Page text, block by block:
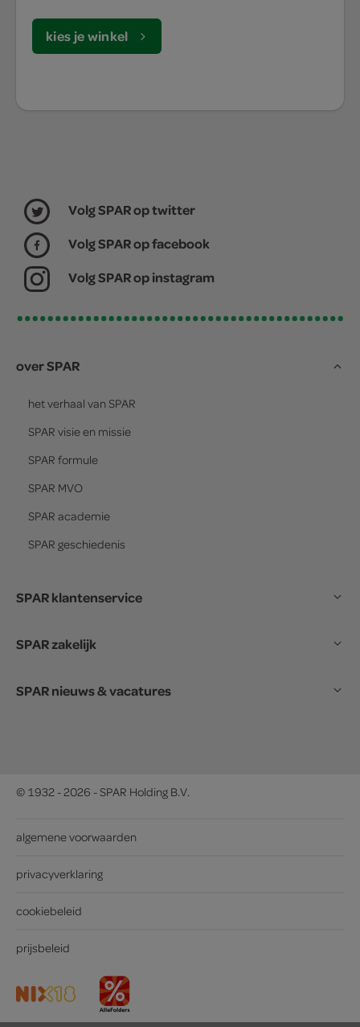
kies je winkel
Volg SPAR op twitter
Volg SPAR op facebook
Volg SPAR op instagram
over SPAR
het verhaal van SPAR
SPAR visie en missie
SPAR formule
SPAR MVO
SPAR academie
SPAR geschiedenis
SPAR klantenservice
SPAR zakelijk
SPAR nieuws & vacatures
© 1932 - 2026 - SPAR Holding B.V.
algemene voorwaarden
privacyverklaring
cookiebeleid
prijsbeleid